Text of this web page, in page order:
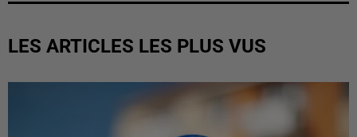
LES ARTICLES LES PLUS VUS